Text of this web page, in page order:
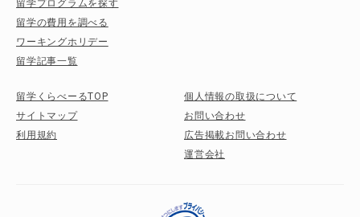
留学プログラムを探す
留学の費用を調べる
ワーキングホリデー
留学記事一覧
留学くらべーるTOP
サイトマップ
利用規約
個人情報の取扱について
お問い合わせ
広告掲載お問い合わせ
運営会社